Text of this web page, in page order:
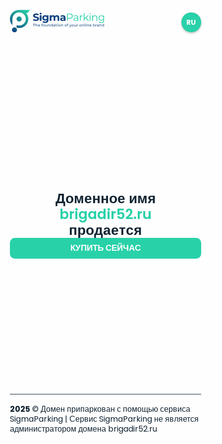
RU
Доменное имя
brigadir52.ru
продается
КУПИТЬ СЕЙЧАС
2025 © Домен припаркован с помощью сервиса
SigmaParking | Сервис SigmaParking не является
администратором домена brigadir52.ru